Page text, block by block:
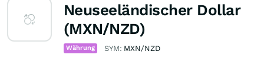
Neuseeländischer Dollar
(MXN/NZD)
Währung SYM: MXN/NZD